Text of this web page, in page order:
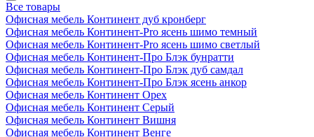
Все товары
Офисная мебель Континент дуб кронберг
Офисная мебель Континент-Pro ясень шимо темный
Офисная мебель Континент-Pro ясень шимо светлый
Офисная мебель Континент-Про Блэк бунратти
Офисная мебель Континент-Про Блэк дуб самдал
Офисная мебель Континент-Про Блэк ясень анкор
Офисная мебель Континент Орех
Офисная мебель Континент Серый
Офисная мебель Континент Вишня
Офисная мебель Континент Венге